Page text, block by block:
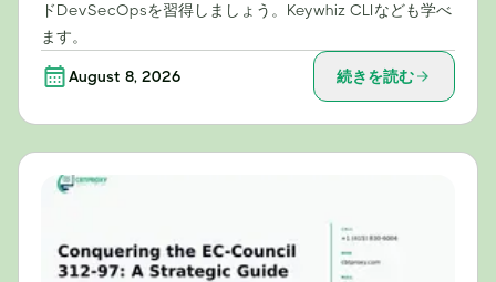
ドDevSecOpsを習得しましょう。Keywhiz CLIなども学べ
ます。
August 8, 2026 続きを読む